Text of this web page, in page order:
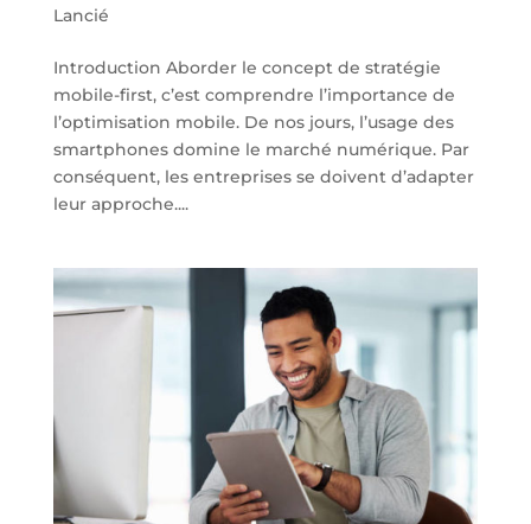
Lancié
Introduction Aborder le concept de stratégie
mobile-first, c’est comprendre l’importance de
l’optimisation mobile. De nos jours, l’usage des
smartphones domine le marché numérique. Par
conséquent, les entreprises se doivent d’adapter
leur approche....